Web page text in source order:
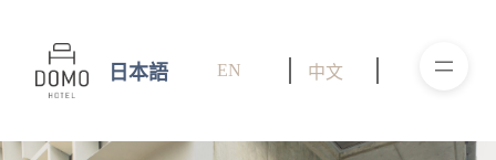
容
日本語 中文
EN
Slide 2 of 4